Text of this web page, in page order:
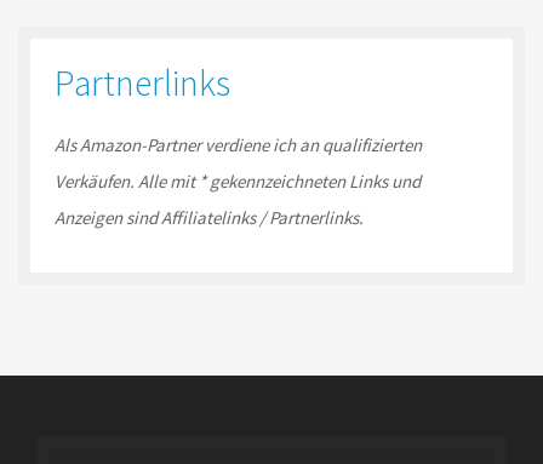
Partnerlinks
Als Amazon-Partnerverdiene ich an qualifizierten
Verkäufen. Alle mit * gekennzeichneten Links und
Anzeigen sind Affiliatelinks / Partnerlinks.